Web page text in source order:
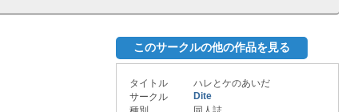
このサークルの他の作品を見る
タイトル
ハレとケのあいだ
サークル
Dite